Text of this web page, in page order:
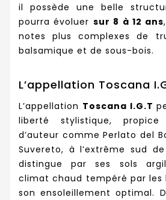
il possède une belle
pourra évoluer sur 8 à 12 ans
notes plus complexes de
balsamique et de sous-bois.
L’appellation Toscana
L’appellation Toscana I.G.T
liberté stylistique,
d’auteur comme Perlato del
Suvereto, à l’extrême sud
distingue par ses sols
climat chaud tempéré par les
son ensoleillement optimal.